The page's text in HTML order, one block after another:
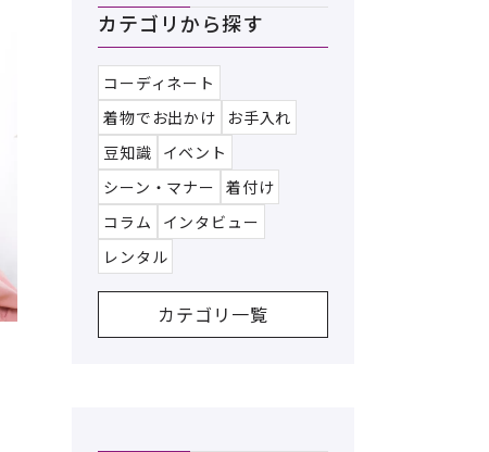
カテゴリから探す
コーディネート
着物でお出かけ
お手入れ
豆知識 イベント
シーン・マナー 着付け
コラム
インタビュー
レンタル
カテゴリ一覧